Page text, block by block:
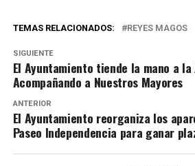
TEMAS RELACIONADOS: REYES MAGOS
SIGUIENTE
El Ayuntamiento tiende la mano a
Acompañando a Nuestros Mayores
ANTERIOR
El Ayuntamiento reorganiza los
Paseo Independencia para ganar